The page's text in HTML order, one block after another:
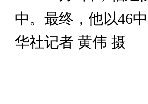
中。最终，他以46
华社记者 黄伟 摄